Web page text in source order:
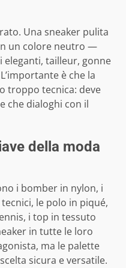
Una sneaker pulita
un colore neutro —
tailleur, gonne
è che la
troppo tecnica: deve
che dialoghi con il
della moda
i bomber in nylon, i
le polo in piqué,
i top in tessuto
in tutte le loro
ma le palette
sicura e versatile.